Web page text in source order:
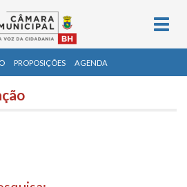
PROPOSIÇÕES AGENDA